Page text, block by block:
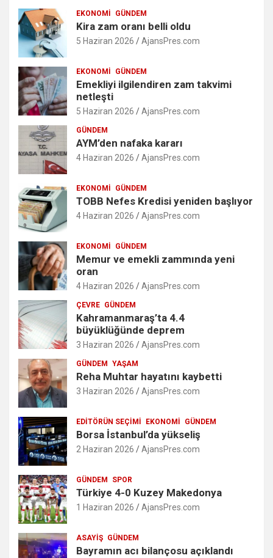
EKONOMI GÜNDEM
Kira zam oranı belli oldu
5 Haziran 2026 AjansPres.com
EKONOMI GÜNDEM
Emekliyi ilgilendiren zam takvimi
netleşti
5 Haziran 2026 AjansPres.com
GÜNDEM
AYM’den nafaka kararı
4 Haziran 2026 AjansPres.com
EKONOMI GÜNDEM
TOBB Nefes Kredisi yeniden başlıyor
4 Haziran 2026 AjansPres.com
EKONOMI GÜNDEM
Memur ve emekli zammında yeni
oran
4 Haziran 2026 AjansPres.com
ÇEVRE GÜNDEM
Kahramanmaraş’ta 4.4
büyüklüğünde deprem
3 Haziran 2026 AjansPres.com
GÜNDEM YAŞAM
Reha Muhtar hayatını kaybetti
3 Haziran 2026 AjansPres.com
EDITÖRÜN SEÇIMI EKONOMI GÜNDEM
Borsa İstanbul’da yükseliş
2 Haziran 2026 AjansPres.com
GÜNDEM SPOR
Türkiye 4-0 Kuzey Makedonya
1 Haziran 2026 AjansPres.com
ASAYIŞ GÜNDEM
Bayramın acı bilançosu açıklandı